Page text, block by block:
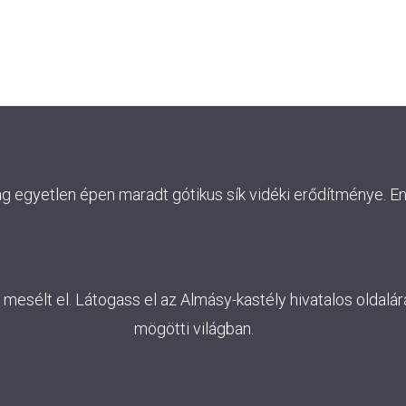
egyetlen épen maradt gótikus sík vidéki erődítménye.
el. Látogass el az Almásy-kastély hivatalos
mögötti világban.